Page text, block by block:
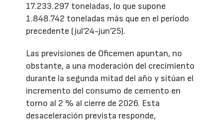
17.233.297 toneladas, lo que supone
1.848.742 toneladas más que en el período
precedente (jul’24-jun’25).
Las previsiones de Oficemen apuntan, no
obstante, a una moderación del crecimiento
durante la segunda mitad del año y sitúan el
incremento del consumo de cemento en
torno al 2 % al cierre de 2026. Esta
desaceleración prevista responde,